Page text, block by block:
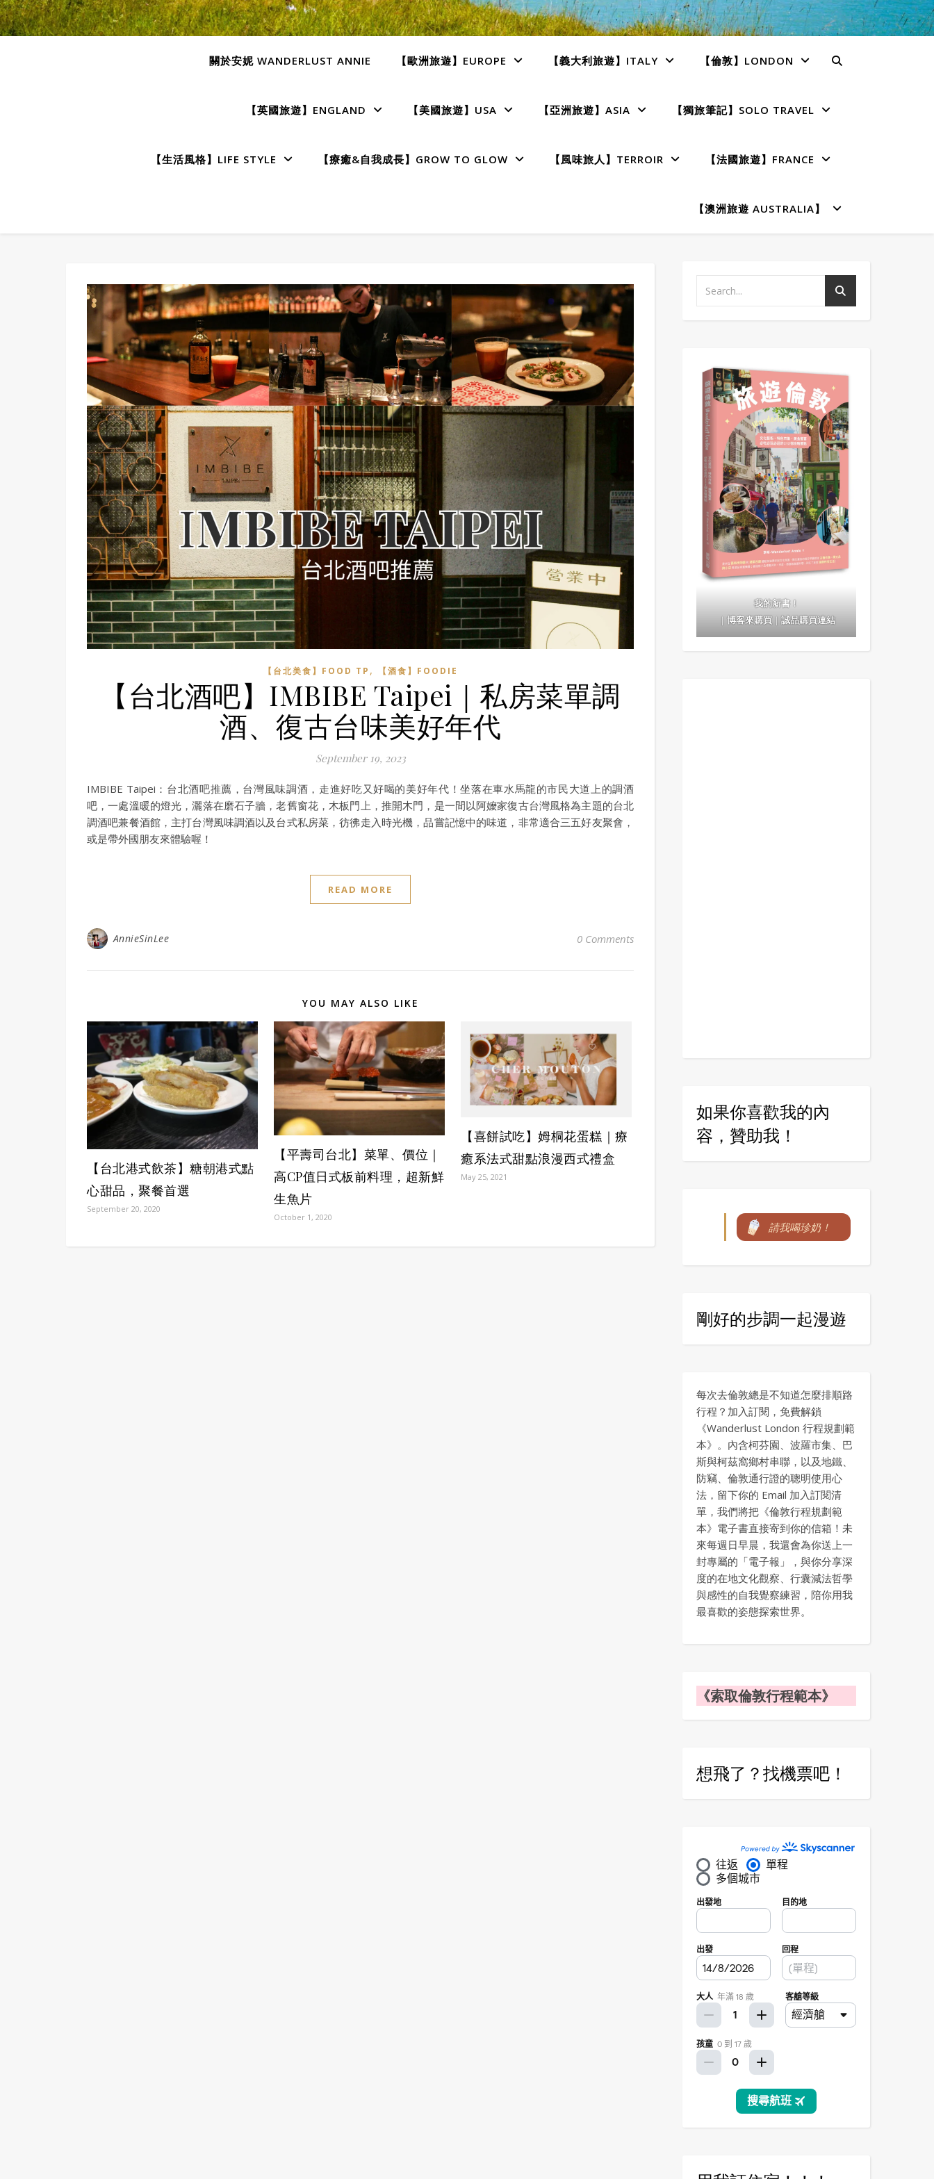
關於安妮 WANDERLUST ANNIE 【歐洲旅遊】EUROPE 【義大利旅遊】ITALY 【倫敦】LONDON
【英國旅遊】ENGLAND 【美國旅遊】USA 【亞洲旅遊】ASIA 【獨旅筆記】SOLO TRAVEL
【生活風格】LIFE STYLE 【療癒&自我成長】GROW TO GLOW 【風味旅人】TERROIR 【法國旅遊】FRANCE
【澳洲旅遊 AUSTRALIA】
【台北美食】FOOD TP , 【酒食】FOODIE
【台北酒吧】IMBIBE Taipei｜私房菜單調
酒、復古台味美好年代
September 19, 2023
IMBIBE Taipei：台北酒吧推薦，台灣風味調酒，走進好吃又好喝的美好年代！坐落在車水馬龍的市民大道上的調酒
吧，一處溫暖的燈光，灑落在磨石子牆，老舊窗花，木板門上，推開木門，是一間以阿嬤家復古台灣風格為主題的台北
調酒吧兼餐酒館，主打台灣風味調酒以及台式私房菜，彷彿走入時光機，品嘗記憶中的味道，非常適合三五好友聚會，
或是帶外國朋友來體驗喔！
READ MORE
AnnieSinLee 0 Comments
YOU MAY ALSO LIKE
【台北港式飲茶】糖朝港式點
心甜品，聚餐首選
September 20, 2020
【平壽司台北】菜單、價位｜
高CP值日式板前料理，超新鮮
生魚片
October 1, 2020
【喜餅試吃】姆桐花蛋糕｜療
癒系法式甜點浪漫西式禮盒
May 25, 2021
我的新書！
｜博客來購買｜誠品購買連結
如果你喜歡我的內
容，贊助我！
請我喝珍奶！
剛好的步調一起漫遊
每次去倫敦總是不知道怎麼排順路
行程？加入訂閱，免費解鎖
《Wanderlust London 行程規劃範
本》。內含柯芬園、波羅市集、巴
斯與柯茲窩鄉村串聯，以及地鐵、
防竊、倫敦通行證的聰明使用心
法，留下你的 Email 加入訂閱清
單，我們將把《倫敦行程規劃範
本》電子書直接寄到你的信箱！未
來每週日早晨，我還會為你送上一
封專屬的「電子報」，與你分享深
度的在地文化觀察、行囊減法哲學
與感性的自我覺察練習，陪你用我
最喜歡的姿態探索世界。
《索取倫敦行程範本》
想飛了？找機票吧！